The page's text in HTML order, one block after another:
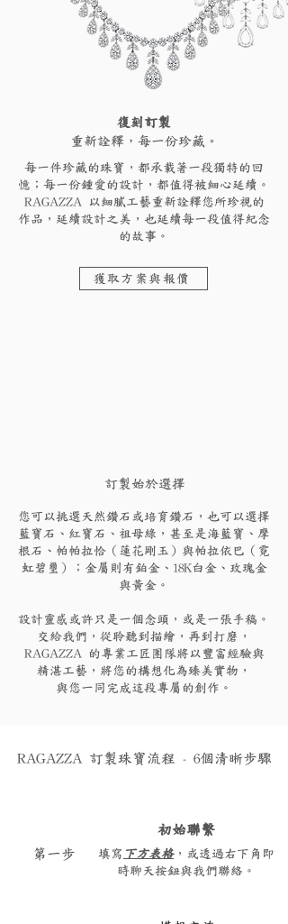
復刻訂製
重新詮釋，每一份珍藏。
每一件珍藏的珠寶，都承載著一段獨特的回
憶；每一份鍾愛的設計，都值得被細心延續。
RAGAZZA 以細膩工藝重新詮釋您所珍視的
作品，延續設計之美，也延續每一段值得紀念
的故事。
獲取方案與報價
訂製始於選擇
您可以挑選天然鑽石或培育鑽石，也可以選擇
藍寶石、紅寶石、祖母綠，甚至是海藍寶、摩
根石、帕帕拉恰（蓮花剛玉）與帕拉依巴（霓
虹碧璽）；金屬則有鉑金、18K白金、玫瑰金
與黃金。
設計靈感或許只是一個念頭，或是一張手稿。
交給我們，從聆聽到描繪，再到打磨，
RAGAZZA 的專業工匠團隊將以豐富經驗與
精湛工藝，將您的構想化為臻美實物，
與您一同完成這段專屬的創作。
RAGAZZA 訂製珠寶流程 - 6個清晰步驟
​第一步
初始聯繫
填寫 下方表格，或透過右下角即
時聊天按鈕與我們聯絡。